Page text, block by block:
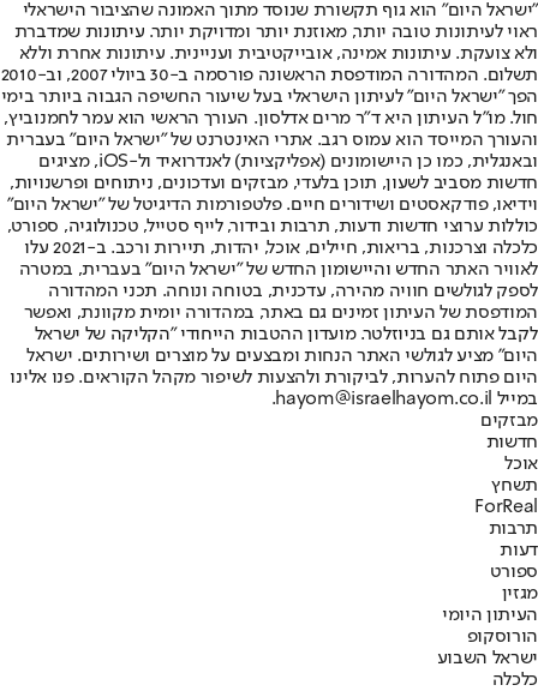
"ישראל היום" הוא גוף תקשורת שנוסד מתוך האמונה שהציבור הישראלי
ראוי לעיתונות טובה יותר, מאוזנת יותר ומדויקת יותר. עיתונות שמדברת
ולא צועקת. עיתונות אמינה, אובייקטיבית ועניינית. עיתונות אחרת וללא
תשלום. המהדורה המודפסת הראשונה פורסמה ב-30 ביולי 2007, וב-2010
הפך "ישראל היום" לעיתון הישראלי בעל שיעור החשיפה הגבוה ביותר בימי
חול. מו"ל העיתון היא ד"ר מרים אדלסון. העורך הראשי הוא עמר לחמנוביץ,
והעורך המייסד הוא עמוס רגב. אתרי האינטרנט של "ישראל היום" בעברית
ובאנגלית, כמו כן היישומונים (אפליקציות) לאנדרואיד ול-iOS, מציגים
חדשות מסביב לשעון, תוכן בלעדי, מבזקים ועדכונים, ניתוחים ופרשנויות,
וידיאו, פודקאסטים ושידורים חיים. פלטפורמות הדיגיטל של "ישראל היום"
כוללות ערוצי חדשות ודעות, תרבות ובידור, לייף סטייל, טכנולוגיה, ספורט,
כלכלה וצרכנות, בריאות, חיילים, אוכל, יהדות, תיירות ורכב. ב-2021 עלו
לאוויר האתר החדש והיישומון החדש של "ישראל היום" בעברית, במטרה
לספק לגולשים חוויה מהירה, עדכנית, בטוחה ונוחה. תכני המהדורה
המודפסת של העיתון זמינים גם באתר, במהדורה יומית מקוונת, ואפשר
לקבל אותם גם בניוזלטר. מועדון ההטבות הייחודי "הקליקה של ישראל
היום" מציע לגולשי האתר הנחות ומבצעים על מוצרים ושירותים. ישראל
היום פתוח להערות, לביקורת ולהצעות לשיפור מקהל הקוראים. פנו אלינו
במייל hayom@israelhayom.co.il.
מבזקים
חדשות
אוכל
תשחץ
ForReal
תרבות
דעות
ספורט
מגזין
העיתון היומי
הורוסקופ
ישראל השבוע
כלכלה